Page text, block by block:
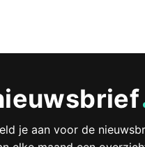
je aan voor de